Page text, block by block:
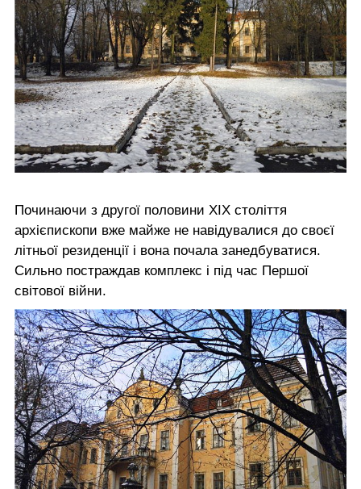
Починаючи з другої половини ХІХ століття
архієпископи вже майже не навідувалися до своєї
літньої резиденції і вона почала занедбуватися.
Сильно постраждав комплекс і під час Першої
світової війни.